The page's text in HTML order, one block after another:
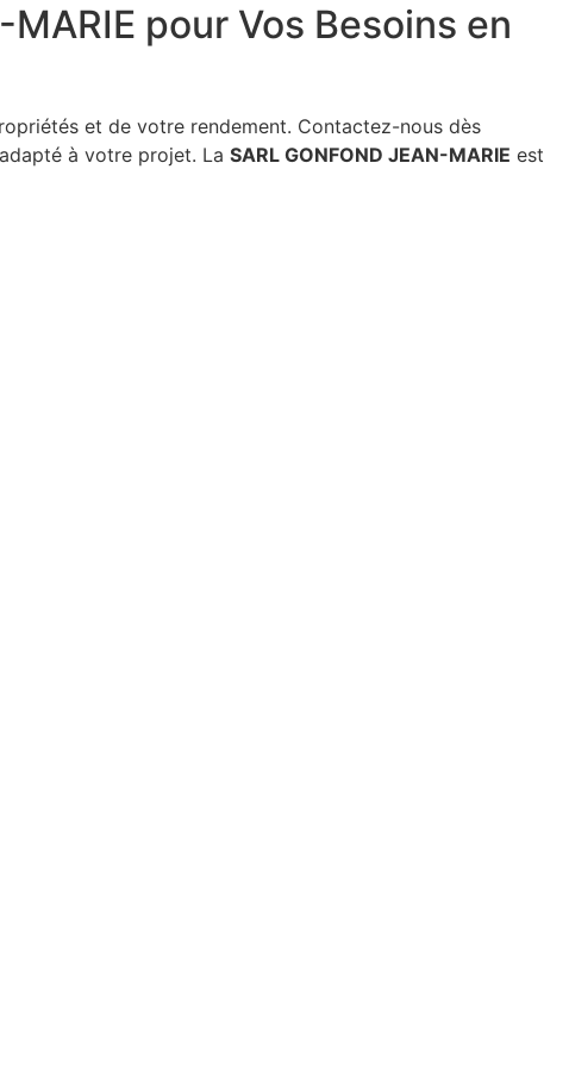
pour Vos Besoins en
et de votre rendement. Contactez-nous dès
à votre projet. La SARL GONFOND JEAN-MARIE est